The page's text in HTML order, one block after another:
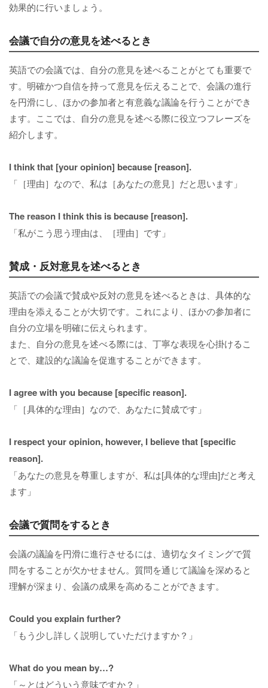
効果的に行いましょう。
会議で自分の意見を述べるとき
英語での会議では、自分の意見を述べることがとても重要で
す。明確かつ自信を持って意見を伝えることで、会議の進行
を円滑にし、ほかの参加者と有意義な議論を行うことができ
ます。ここでは、自分の意見を述べる際に役立つフレーズを
紹介します。
I think that [your opinion] because [reason].
「［理由］なので、私は［あなたの意見］だと思います」
The reason I think this is because [reason].
「私がこう思う理由は、［理由］です」
賛成・反対意見を述べるとき
英語での会議で賛成や反対の意見を述べるときは、具体的な
理由を添えることが大切です。これにより、ほかの参加者に
自分の立場を明確に伝えられます。
また、自分の意見を述べる際には、丁寧な表現を心掛けるこ
とで、建設的な議論を促進することができます。
I agree with you because [specific reason].
「［具体的な理由］なので、あなたに賛成です」
I respect your opinion, however, I believe that [specific
reason].
「あなたの意見を尊重しますが、私は[具体的な理由]だと考え
ます」
会議で質問をするとき
会議の議論を円滑に進行させるには、適切なタイミングで質
問をすることが欠かせません。質問を通じて議論を深めると
理解が深まり、会議の成果を高めることができます。
Could you explain further?
「もう少し詳しく説明していただけますか？」
What do you mean by…?
「～とはどういう意味ですか？」